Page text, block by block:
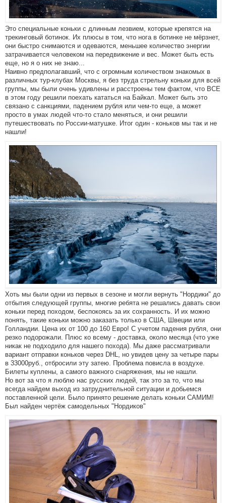
Это специальные коньки с длинным лезвием, которые крепятся на
трекинговый ботинок. Их плюсы в том, что нога в ботинке не мёрзнет,
они быстро снимаются и одеваются, меньшее количество энергии
затрачивается человеком на передвижение и вес. Может быть есть
еще, но я о них не знаю...
Наивно предполагавший, что с огромным количеством знакомых в
различных тур-клубах Москвы, я без труда стрельну коньки для всей
группы, мы были очень удивлены и расстроены тем фактом, что ВСЕ
в этом году решили поехать кататься на Байкал. Может быть это
связано с санкциями, падением рубля или чем-то еще, а может
просто в умах людей что-то стало меняться, и они решили
путешествовать по России-матушке. Итог один - коньков мы так и не
нашли!
Хоть мы были одни из первых в сезоне и могли вернуть "Нордики" до
отбытия следующей группы, многие ребята не решались давать свои
коньки перед походом, беспокоясь за их сохранность. И их можно
понять, такие коньки можно заказать только в США, Швеции или
Голландии. Цена их от 100 до 160 Евро! С учетом падения рубля, они
резко подорожали. Плюс ко всему - доставка, около месяца (что уже
никак не подходило для нашего похода). Мы даже рассматривали
вариант отправки коньков через DHL, но увидев цену за четыре пары
в 33000руб., отбросили эту затею. Проблема повисла в воздухе.
Билеты куплены, а самого важного снаряжения, мы не нашли.
Но вот за что я люблю нас русских людей, так это за то, что мы
всегда найдем выход из затруднительной ситуации и добьемся
поставленной цели. Было принято решение делать коньки САМИМ!
Был найден чертёж самодельных "Нордиков"